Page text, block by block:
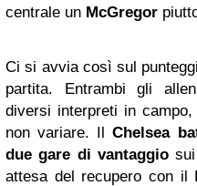
centrale un McGregor
Ci si avvia così sul
partita. Entrambi gli
diversi interpreti in
non variare. IlChelsea
due gare di vantaggio
attesa del recupero con il